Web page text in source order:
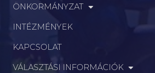
ÖNKORMÁNYZAT
INTÉZMÉNYEK
KAPCSOLAT
VÁLASZTÁSI INFORMÁCIÓK